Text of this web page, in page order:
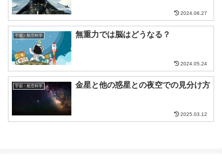
2024.06.27
宇宙・航空科学 無重力では脳はどうなる？
2024.05.24
宇宙・航空科学 金星と他の惑星との夜空での見分け方
2025.03.12